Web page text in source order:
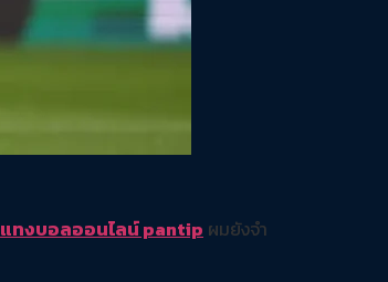
แทงบอลออนไลน์ pantip ผมยังจำ